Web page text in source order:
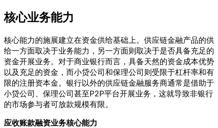
核心业务能力
核心能力的施展建立在资金供给基础上。供应链金融产品的供
给一方面取决于业务能力，另一方面则取决于是否具备充足的
资金开展业务。对于商业银行而言，具备天然的资金成本优势
以及充足的资金，而小贷公司和保理公司则受限于杠杆率和有
限的注册资本金。银行以外的供应链金融服务商通常是借助于
小贷公司、保理公司甚至P2P平台开展业务，这就导致非银行
的市场参与者可放款规模有限。
应收账款融资业务核心能力